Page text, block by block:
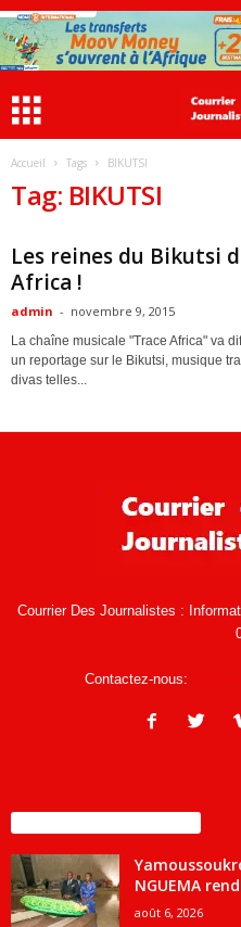
Accueil Tags BIKUTSI
Tag: BIKUTSI
Les reines du Bikutsi
Africa !
admin - novembre 9, 2015
La chaîne musicale "Trace Africa" va
un reportage sur le Bikutsi, musique
divas telles...
Courrier Des Journalistes :
Contactez-nous:
NGUEMA
août 6, 2026